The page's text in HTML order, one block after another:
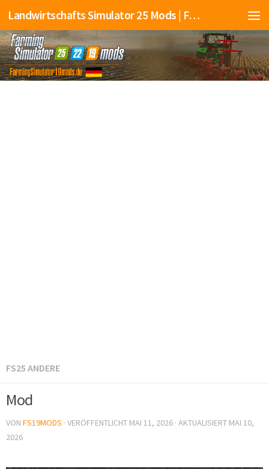
Landwirtschafts Simulator 25 Mods | Farming Simulator 25 Mods | FS25 Mods
FS25 ANDERE
Mod
VON FS19MODS · VERÖFFENTLICHT MAI 11, 2026 · AKTUALISIERT MAI 10,
2026